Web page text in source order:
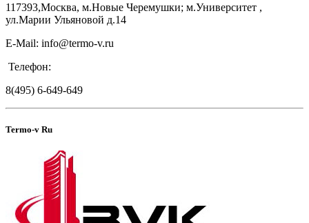
117393,Москва, м.Новые Черемушки; м.Университет ,
ул.Марии Ульяновой д.14
E-Mail: info@termo-v.ru
Телефон:
8(495) 6-649-649
Termo-v Ru